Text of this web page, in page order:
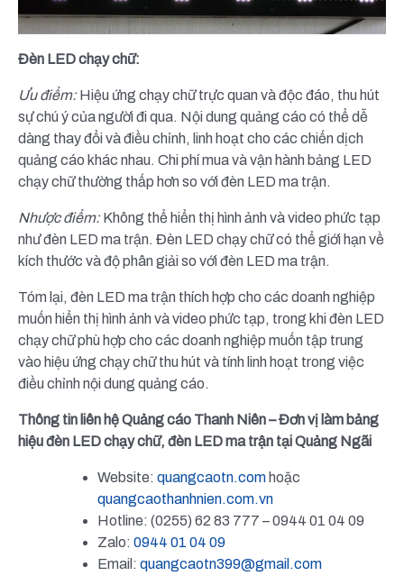
Đèn LED chạy chữ:
Ưu điểm: Hiệu ứng chạy chữ trực quan và độc đáo, thu hút
sự chú ý của người đi qua. Nội dung quảng cáo có thể dễ
dàng thay đổi và điều chỉnh, linh hoạt cho các chiến dịch
quảng cáo khác nhau. Chi phí mua và vận hành bảng LED
chạy chữ thường thấp hơn so với đèn LED ma trận.
Nhược điểm: Không thể hiển thị hình ảnh và video phức tạp
như đèn LED ma trận. Đèn LED chạy chữ có thể giới hạn về
kích thước và độ phân giải so với đèn LED ma trận.
Tóm lại, đèn LED ma trận thích hợp cho các doanh nghiệp
muốn hiển thị hình ảnh và video phức tạp, trong khi đèn LED
chạy chữ phù hợp cho các doanh nghiệp muốn tập trung
vào hiệu ứng chạy chữ thu hút và tính linh hoạt trong việc
điều chỉnh nội dung quảng cáo.
Thông tin liên hệ Quảng cáo Thanh Niên – Đơn vị làm bảng
hiệu đèn LED chạy chữ, đèn LED ma trận tại Quảng Ngãi
Website: quangcaotn.com hoặc
quangcaothanhnien.com.vn
Hotline: (0255) 62 83 777 – 0944 01 04 09
Zalo: 0944 01 04 09
Email: quangcaotn399@gmail.com